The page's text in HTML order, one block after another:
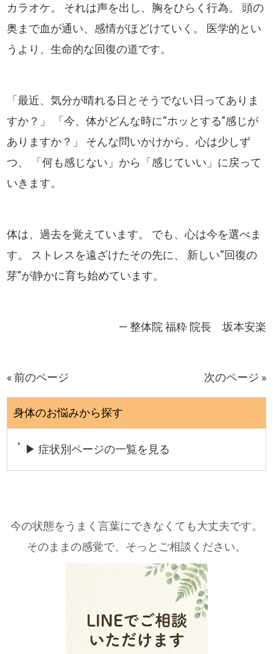
カラオケ。 それは声を出し、胸をひらく行為。 頭の
奥まで血が通い、感情がほどけていく。 医学的とい
うより、生命的な回復の道です。
「最近、気分が晴れる日とそうでない日ってありま
すか？」 「今、体がどんな時に“ホッとする”感じが
ありますか？」 そんな問いかけから、心は少しず
つ、 「何も感じない」から「感じていい」に戻って
いきます。
体は、過去を覚えています。 でも、心は今を選べま
す。 ストレスを遠ざけたその先に、 新しい“回復の
芽”が静かに育ち始めています。
― 整体院 福粋 院長 坂本安楽
« 前のページ 次のページ »
身体のお悩みから探す
▶ 症状別ページの一覧を見る
今の状態をうまく言葉にできなくても大丈夫です。
そのままの感覚で、そっとご相談ください。